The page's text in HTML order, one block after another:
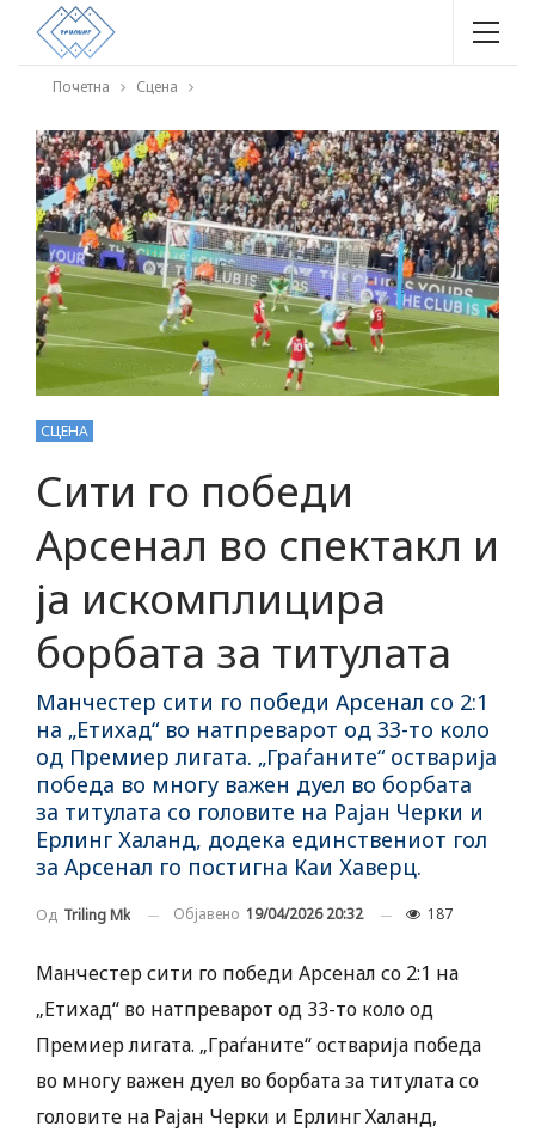
Почетна Сцена
СЦЕНА
Сити го победи
Арсенал во спектакл и
ја искомплицира
борбата за титулата
Манчестер сити го победи Арсенал со 2:1
на „Етихад“ во натпреварот од 33-то коло
од Премиер лигата. „Граѓаните“ остварија
победа во многу важен дуел во борбата
за титулата со головите на Рајан Черки и
Ерлинг Халанд, додека единствениот гол
за Арсенал го постигна Каи Хаверц.
Од Triling Mk Објавено 19/04/2026 20:32 187
Манчестер сити го победи Арсенал со 2:1 на
„Етихад“ во натпреварот од 33-то коло од
Премиер лигата. „Граѓаните“ остварија победа
во многу важен дуел во борбата за титулата со
головите на Рајан Черки и Ерлинг Халанд,